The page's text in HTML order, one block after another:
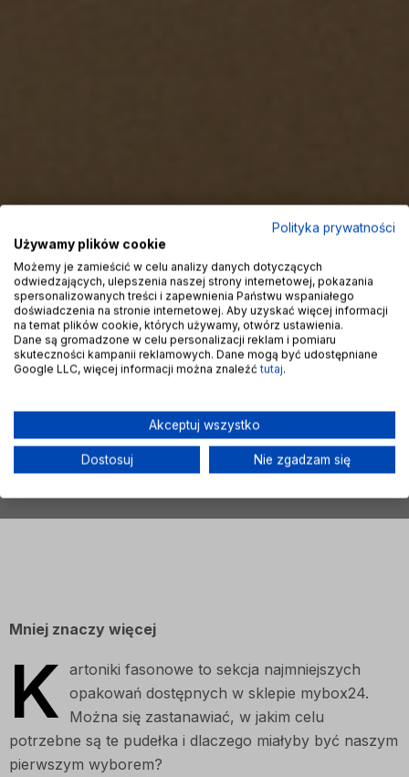
Mniej znaczy więcej
K artoniki fasonowe to sekcja najmniejszych
opakowań dostępnych w sklepie mybox24.
Można się zastanawiać, w jakim celu
potrzebne są te pudełka i dlaczego miałyby być naszym
pierwszym wyborem?
Polityka prywatności
Używamy plików cookie
Możemy je zamieścić w celu analizy danych dotyczących
odwiedzających, ulepszenia naszej strony internetowej, pokazania
spersonalizowanych treści i zapewnienia Państwu wspaniałego
doświadczenia na stronie internetowej. Aby uzyskać więcej informacji
na temat plików cookie, których używamy, otwórz ustawienia.
Dane są gromadzone w celu personalizacji reklam i pomiaru
skuteczności kampanii reklamowych. Dane mogą być udostępniane
Google LLC, więcej informacji można znaleźć tutaj.
Akceptuj wszystko
Dostosuj Nie zgadzam się